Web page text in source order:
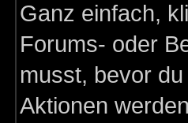
Ganz einfach,
Forums- oder
musst, bevor
Aktionen